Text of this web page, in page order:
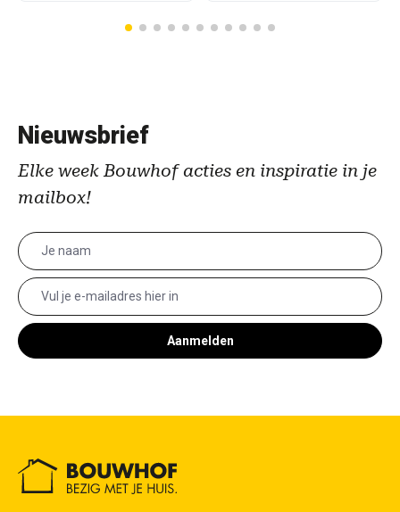
Nieuwsbrief
Elke week Bouwhof acties en inspiratie in je
mailbox!
Aanmelden